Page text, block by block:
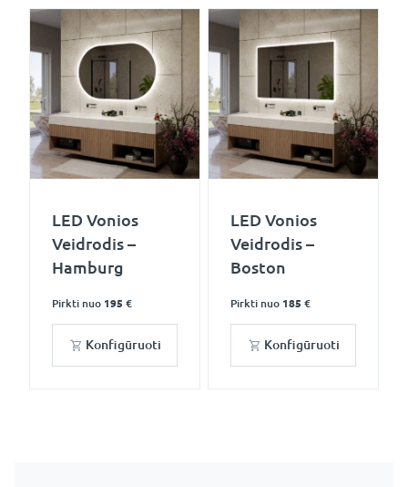
LED Vonios
Veidrodis –
Hamburg
Pirkti nuo 195 €
Konfigūruoti
LED Vonios
Veidrodis –
Boston
Pirkti nuo 185 €
Konfigūruoti